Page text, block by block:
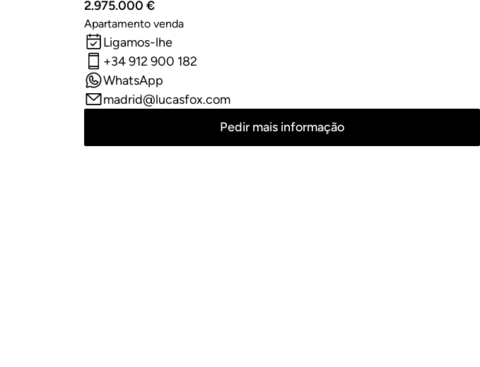
2.975.000 €
Apartamento venda
Ligamos-lhe
+34 912 900 182
WhatsApp
madrid@lucasfox.com
Pedir mais informação